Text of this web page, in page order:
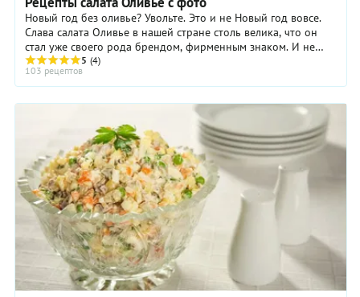
Новый год без оливье? Увольте. Это и не Новый год вовсе.
Слава салата Оливье в нашей стране столь велика, что он
стал уже своего рода брендом, фирменным знаком. И не
верьте тем, кто при упоминании ...
5 (4)
103 рецептов